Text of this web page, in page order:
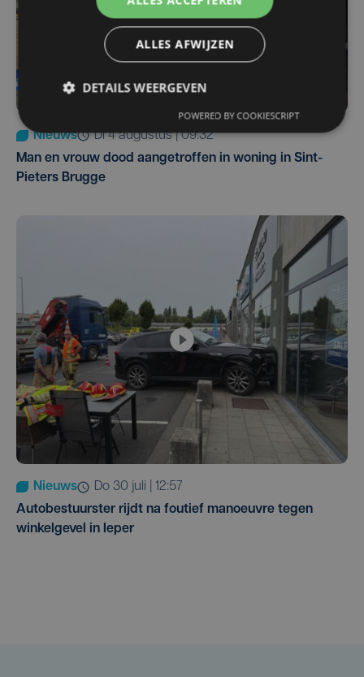
Nieuws
di 4 augustus | 09:32
Man en vrouw dood aangetroffen in woning in Sint-
Pieters Brugge
Nieuws
do 30 juli | 12:57
Autobestuurster rijdt na foutief manoeuvre tegen
winkelgevel in Ieper
ALLES AFWIJZEN
DETAILS WEERGEVEN
POWERED BY COOKIESCRIPT